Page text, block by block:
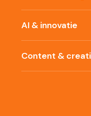
AI & innovatie
Content &